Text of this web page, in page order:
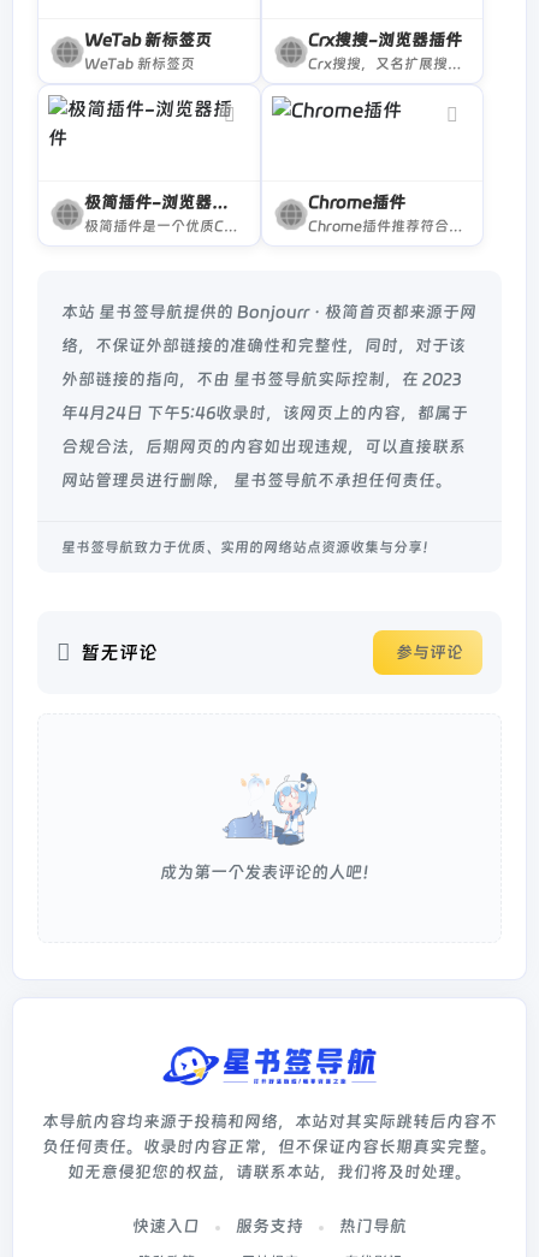
WeTab 新标签页
WeTab 新标签页
Crx搜搜-浏览器插件
Crx搜搜，又名扩展搜搜，可以一键搜索并下载 Chrome，Edge，Firefox，Opera 扩展程序 crx/xpi 安装包和 Microsoft Store 应用程序，并可以将插件安装到 Chrome浏览器，Edge浏览器，QQ浏览器，360浏览器，搜狗浏览器，火狐浏览器等 90+ 款浏览器中。解决无法直接访问 Chrome 应用商店的问题。
极简插件-浏览器插件
极简插件是一个优质Chrome插件扩展收录下载网站，收录热门好用的Chrome插件扩展，国内最方便的插件下载网站。
Chrome插件
Chrome插件推荐符合中国法律法规的优秀Chrome插件，最好用的谷歌浏览器插件，最全面的Chrome插件资源直接下载安装，Chrome插件下载，尽在Chrome插件网！
本站 星书签导航提供的 Bonjourr · 极简首页都来源于网
络，不保证外部链接的准确性和完整性，同时，对于该
外部链接的指向，不由 星书签导航实际控制，在 2023
年4月24日 下午5:46收录时，该网页上的内容，都属于
合规合法，后期网页的内容如出现违规，可以直接联系
网站管理员进行删除， 星书签导航不承担任何责任。
星书签导航致力于优质、实用的网络站点资源收集与分享！
暂无评论 参与评论
成为第一个发表评论的人吧！
本导航内容均来源于投稿和网络，本站对其实际跳转后内容不
负任何责任。收录时内容正常，但不保证内容长期真实完整。
如无意侵犯您的权益，请联系本站，我们将及时处理。
快速入口 服务支持 热门导航